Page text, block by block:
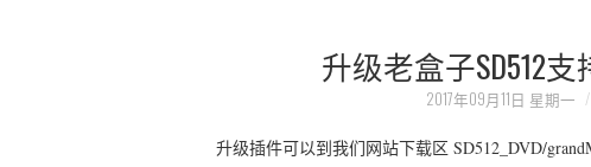
升级老盒子SD512支
2017年09月11日 星期一
升级插件可以到我们网站下载区 SD512_DVD/